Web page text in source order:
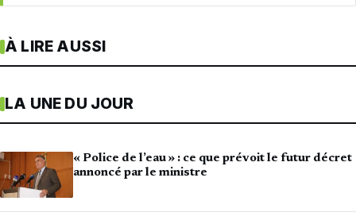
À LIRE AUSSI
LA UNE DU JOUR
« Police de l’eau » : ce que prévoit le futur décret
annoncé par le ministre